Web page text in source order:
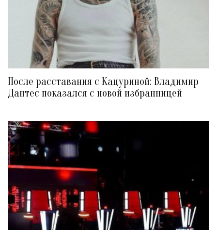
После расставания с Кацуриной: Владимир
Дантес показался с новой избранницей